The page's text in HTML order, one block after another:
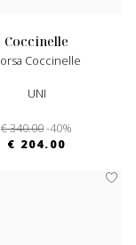
coccinelle
Borsa Coccinelle
UNI
€ 340.00-40%
€ 204.00